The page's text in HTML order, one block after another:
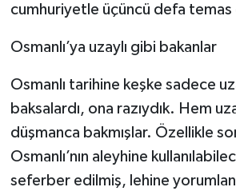
cumhuriyetle üçüncü defa temas
Osmanlı’ya uzaylı gibi bakanlar
Osmanlı tarihine keşke sadece
baksalardı, ona razıydık. Hem
düşmanca bakmışlar. Özellikle
Osmanlı’nın aleyhine
seferber edilmiş, lehine